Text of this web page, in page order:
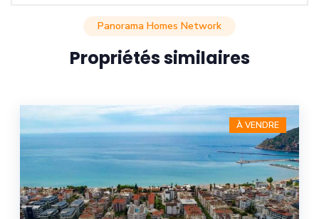
Panorama Homes Network
Propriétés similaires
À VENDRE